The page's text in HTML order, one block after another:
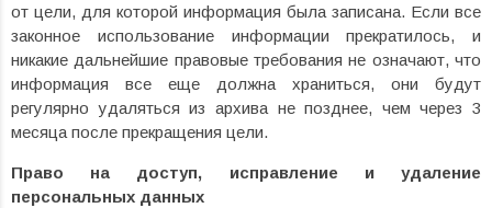
от цели, для которой информация была записана. Если все
законное использование информации прекратилось, и
никакие дальнейшие правовые требования не означают, что
информация все еще должна храниться, они будут
регулярно удаляться из архива не позднее, чем через 3
месяца после прекращения цели.
Право на доступ, исправление и удаление
персональных данных